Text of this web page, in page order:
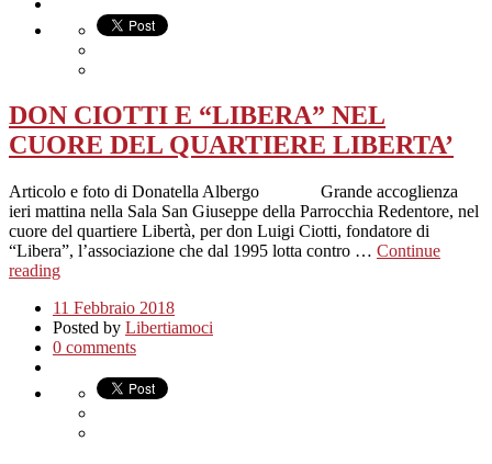
DON CIOTTI E “LIBERA” NEL
CUORE DEL QUARTIERE LIBERTA’
Articolo e foto di Donatella Albergo Grande accoglienza
ieri mattina nella Sala San Giuseppe della Parrocchia Redentore, nel
cuore del quartiere Libertà, per don Luigi Ciotti, fondatore di
“Libera”, l’associazione che dal 1995 lotta contro … Continue
reading
11 Febbraio 2018
Posted by Libertiamoci
0 comments